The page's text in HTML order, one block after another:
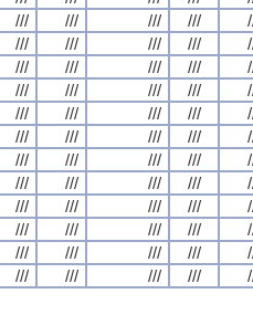
/// /// /// ///
/// /// /// ///
/// /// /// ///
/// /// /// ///
/// /// /// ///
/// /// /// ///
/// /// /// ///
/// /// /// ///
/// /// /// ///
/// /// /// ///
/// /// /// ///
/// /// /// ///